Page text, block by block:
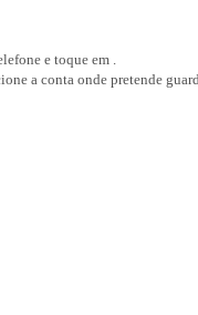
e toque em .
a conta onde pretende